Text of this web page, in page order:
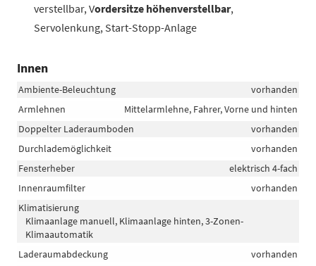
verstellbar, Vordersitze höhenverstellbar,
Servolenkung, Start-Stopp-Anlage
Innen
Ambiente-Beleuchtung
vorhanden
Armlehnen
Mittelarmlehne, Fahrer, Vorne und hinten
Doppelter Laderaumboden
vorhanden
Durchlademöglichkeit
vorhanden
Fensterheber
elektrisch 4-fach
Innenraumfilter
vorhanden
Klimatisierung
Klimaanlage manuell, Klimaanlage hinten, 3-Zonen-
Klimaautomatik
Laderaumabdeckung
vorhanden